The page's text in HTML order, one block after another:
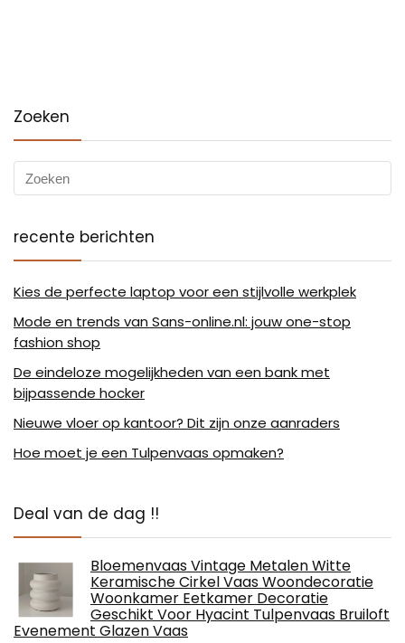
Zoeken
recente berichten
Kies de perfecte laptop voor een stijlvolle werkplek
Mode en trends van Sans-online.nl: jouw one-stop
fashion shop
De eindeloze mogelijkheden van een bank met
bijpassende hocker
Nieuwe vloer op kantoor? Dit zijn onze aanraders
Hoe moet je een Tulpenvaas opmaken?
Deal van de dag !!
Bloemenvaas Vintage Metalen Witte
Keramische Cirkel Vaas Woondecoratie
Woonkamer Eetkamer Decoratie
Geschikt Voor Hyacint Tulpenvaas Bruiloft
Evenement Glazen Vaas